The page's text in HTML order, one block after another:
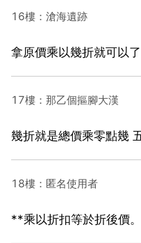
16樓：滄海遺跡
拿原價乘以幾折就可以了
17樓：那乙個摳腳大漢
幾折就是總價乘零點幾
18樓：匿名使用者
**乘以折扣等於折後價。